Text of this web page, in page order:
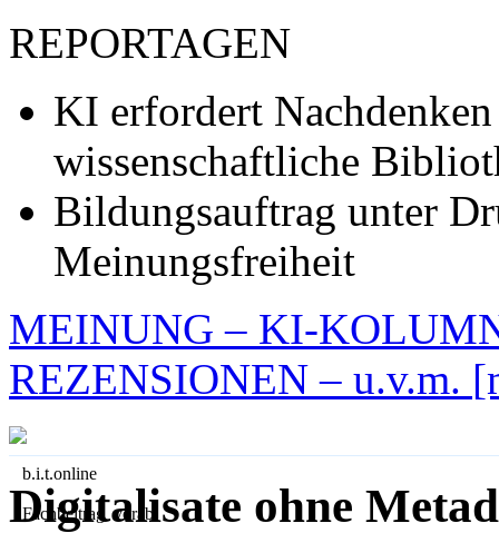
REPORTAGEN
KI erfordert
wissenschaftliche
Bildungsauftrag unter
Meinungsfreiheit
MEINUNG – KI-
REZENSIONEN – u.v.m.
b.i.t.online
Fachbeitrag vorab
Digitalisate ohne